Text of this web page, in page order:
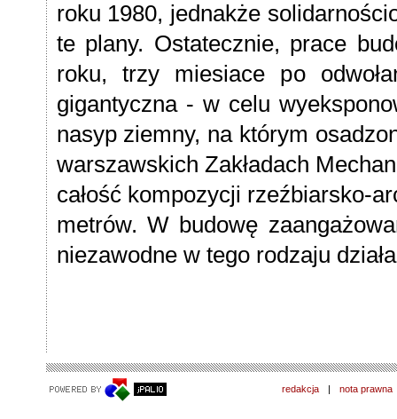
roku 1980, jednakże
te plany. Ostatecznie, prace
roku, trzy miesiace po
gigantyczna - w celu
nasyp ziemny, na którym
warszawskich Zakładach
całość kompozycji rzeźbiarsko-
metrów. W budowę
niezawodne w tego rodzaju
redakcja | nota prawna